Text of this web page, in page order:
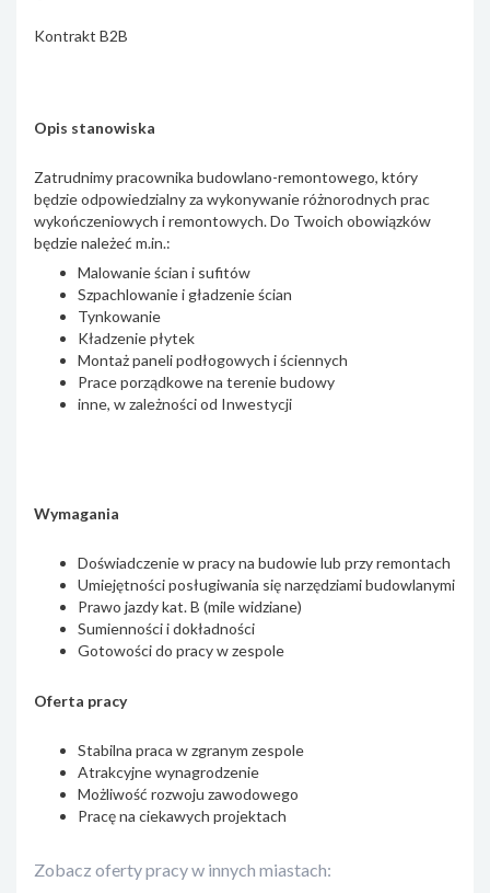
Kontrakt B2B
Opis stanowiska
Zatrudnimy pracownika budowlano-remontowego, który
będzie odpowiedzialny za wykonywanie różnorodnych prac
wykończeniowych i remontowych. Do Twoich obowiązków
będzie należeć m.in.:
Malowanie ścian i sufitów
Szpachlowanie i gładzenie ścian
Tynkowanie
Kładzenie płytek
Montaż paneli podłogowych i ściennych
Prace porządkowe na terenie budowy
inne, w zależności od Inwestycji
Wymagania
Doświadczenie w pracy na budowie lub przy remontach
Umiejętności posługiwania się narzędziami budowlanymi
Prawo jazdy kat. B (mile widziane)
Sumienności i dokładności
Gotowości do pracy w zespole
Oferta pracy
Stabilna praca w zgranym zespole
Atrakcyjne wynagrodzenie
Możliwość rozwoju zawodowego
Pracę na ciekawych projektach
Zobacz oferty pracy w innych miastach: